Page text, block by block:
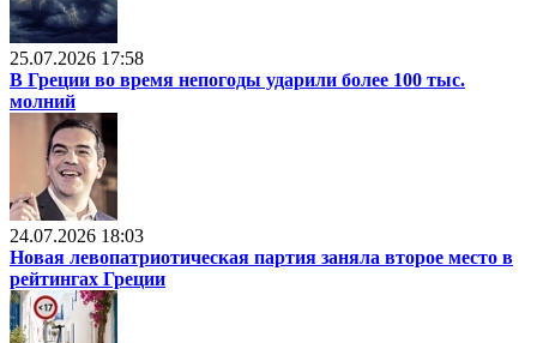
25.07.2026 17:58
В Греции во время непогоды ударили более 100 тыс.
молний
24.07.2026 18:03
Новая левопатриотическая партия заняла второе место в
рейтингах Греции